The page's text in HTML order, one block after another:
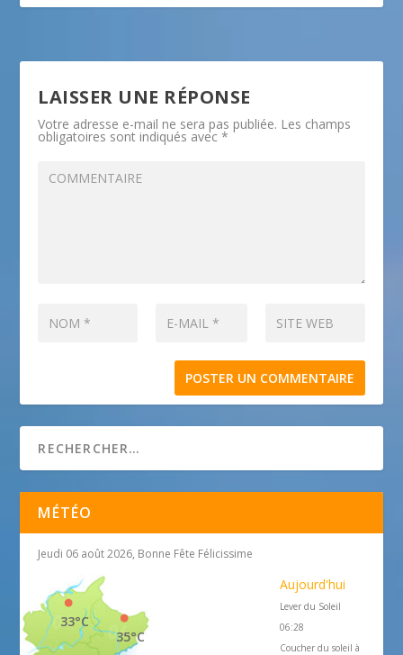
LAISSER UNE RÉPONSE
Votre adresse e-mail ne sera pas publiée. Les champs
obligatoires sont indiqués avec*
MÉTÉO
Jeudi 06 août 2026, Bonne Fête Félicissime
35°C
33°C
Aujourd'hui
Lever du Soleil
06:28
Coucher du soleil à